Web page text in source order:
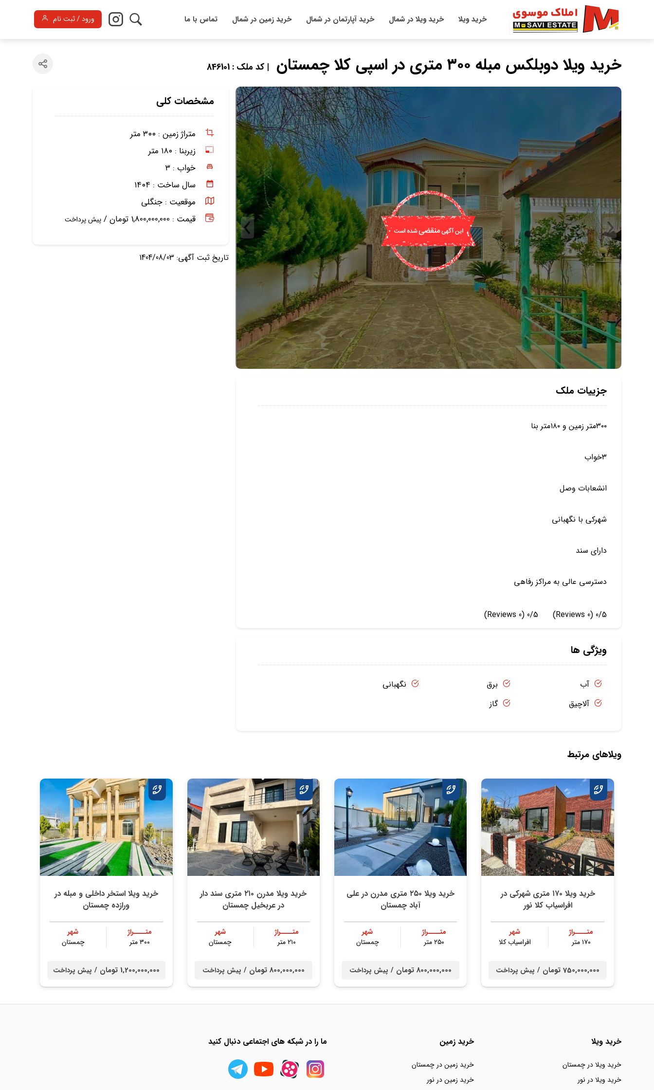
خرید ویلا خرید ویلا در شمال خرید آپارتمان در شمال خرید زمین در شمال تماس با ما ورود / ثبت نام
خرید ویلا دوبلکس مبله ۳۰۰ متری در اسپی کلا چمستان | کد ملک : 846101
مشخصات کلی
متراژ زمین : ۳۰۰ متر
زیربنا : ۱۸۰ متر
خواب : ۳
سال ساخت : ۱۴۰۴
موقعیت : جنگلی
قیمت : 1,800,000,000 تومان /
پیش پرداخت
تاریخ ثبت آگهی: 1404/08/03
جزییات ملک
۳۰۰متر زمین و ۱۸۰متر بنا
۳خواب
انشعابات وصل
شهرکی با نگهبانی
دارای سند
دسترسی عالی به مراکز رفاهی
0/5
(0 Reviews)
0/5
(0 Reviews)
ویژگی ها
آب
آلاچیق
برق
گاز
نگهبانی
ویلاهای مرتبط
خرید ویلا ۱۷۰ متری شهرکی در
افراسیاب کلا نور
متــــراژ
۱۷۰ متر
شهر
افراسیاب کلا
750,000,000 تومان / پیش پرداخت
خرید ویلا ۲۵۰ متری مدرن در علی
آباد چمستان
متــــراژ
۲۵۰ متر
شهر
چمستان
800,000,000 تومان / پیش پرداخت
خرید ویلا مدرن ۲۱۰ متری سند دار
در عربخیل چمستان
متــــراژ
۲۱۰ متر
شهر
چمستان
800,000,000 تومان / پیش پرداخت
خرید ویلا استخر داخلی و مبله در
ورازده چمستان
متــــراژ
۳۰۰ متر
شهر
چمستان
1,200,000,000 تومان / پیش پرداخت
خرید ویلا
خرید ویلا در چمستان
خرید ویلا در نور
خرید زمین
خرید زمین در چمستان
خرید زمین در نور
ما را در شبکه های اجتماعی دنبال کنید